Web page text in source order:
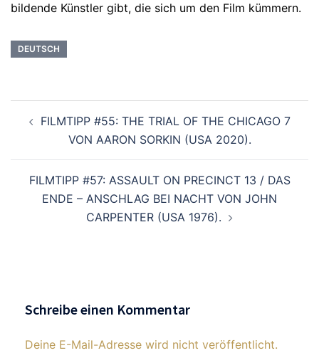
bildende Künstler gibt, die sich um den Film kümmern.
DEUTSCH
FILMTIPP #55: THE TRIAL OF THE CHICAGO 7
VON AARON SORKIN (USA 2020).
FILMTIPP #57: ASSAULT ON PRECINCT 13 / DAS
ENDE – ANSCHLAG BEI NACHT VON JOHN
CARPENTER (USA 1976).
Schreibe einen Kommentar
Deine E-Mail-Adresse wird nicht veröffentlicht.